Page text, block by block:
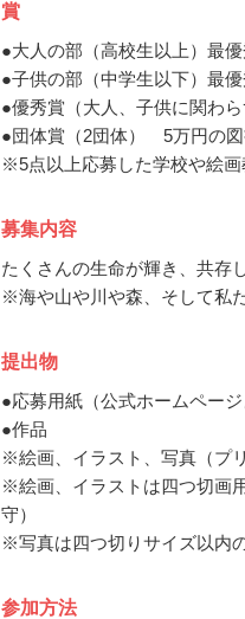
賞
●大人の部（高校生以上）最
●子供の部（中学生以下）最
●優秀賞（大人、子供に関わ
●団体賞（2団体） 5万円の図
※5点以上応募した学校や絵
募集内容
たくさんの生命が輝き、共存
※海や山や川や森、そして私
提出物
●応募用紙（公式ホームページ
●作品
※絵画、イラスト、写真（プ
※絵画、イラストは四つ切画
守）
※写真は四つ切りサイズ以内
参加方法